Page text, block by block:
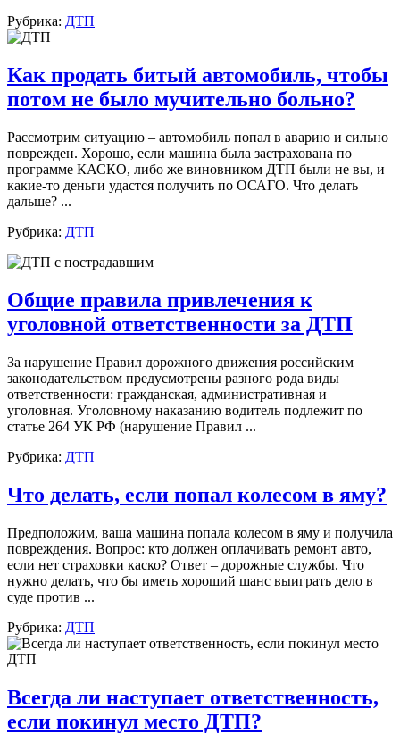
Рубрика: ДТП
Как продать битый автомобиль, чтобы
потом не было мучительно больно?
Рассмотрим ситуацию – автомобиль попал в аварию и сильно
поврежден. Хорошо, если машина была застрахована по
программе КАСКО, либо же виновником ДТП были не вы, и
какие-то деньги удастся получить по ОСАГО. Что делать
дальше? ...
Рубрика: ДТП
Общие правила привлечения к
уголовной ответственности за ДТП
За нарушение Правил дорожного движения российским
законодательством предусмотрены разного рода виды
ответственности: гражданская, административная и
уголовная. Уголовному наказанию водитель подлежит по
статье 264 УК РФ (нарушение Правил ...
Рубрика: ДТП
Что делать, если попал колесом в яму?
Предположим, ваша машина попала колесом в яму и получила
повреждения. Вопрос: кто должен оплачивать ремонт авто,
если нет страховки каско? Ответ – дорожные службы. Что
нужно делать, что бы иметь хороший шанс выиграть дело в
суде против ...
Рубрика: ДТП
Всегда ли наступает ответственность,
если покинул место ДТП?